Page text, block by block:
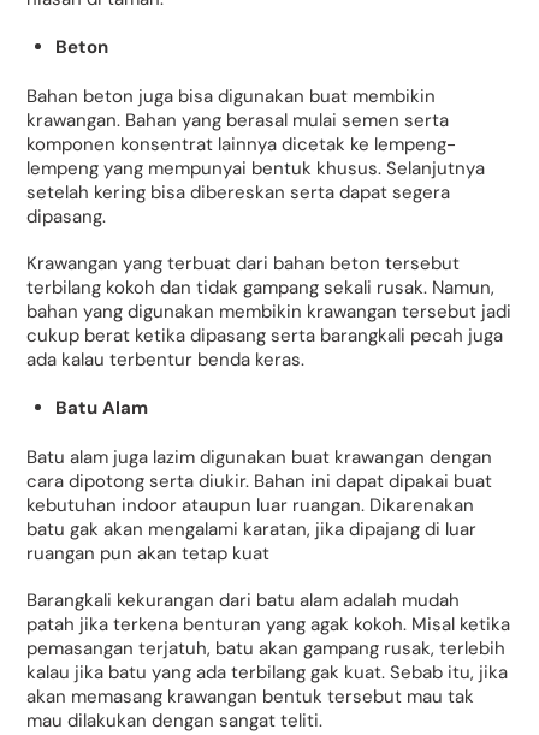
Beton
Bahan beton juga bisa digunakan buat membikin
krawangan. Bahan yang berasal mulai semen serta
komponen konsentrat lainnya dicetak ke lempeng-
lempeng yang mempunyai bentuk khusus. Selanjutnya
setelah kering bisa dibereskan serta dapat segera
dipasang.
Krawangan yang terbuat dari bahan beton tersebut
terbilang kokoh dan tidak gampang sekali rusak. Namun,
bahan yang digunakan membikin krawangan tersebut jadi
cukup berat ketika dipasang serta barangkali pecah juga
ada kalau terbentur benda keras.
Batu Alam
Batu alam juga lazim digunakan buat krawangan dengan
cara dipotong serta diukir. Bahan ini dapat dipakai buat
kebutuhan indoor ataupun luar ruangan. Dikarenakan
batu gak akan mengalami karatan, jika dipajang di luar
ruangan pun akan tetap kuat
Barangkali kekurangan dari batu alam adalah mudah
patah jika terkena benturan yang agak kokoh. Misal ketika
pemasangan terjatuh, batu akan gampang rusak, terlebih
kalau jika batu yang ada terbilang gak kuat. Sebab itu, jika
akan memasang krawangan bentuk tersebut mau tak
mau dilakukan dengan sangat teliti.